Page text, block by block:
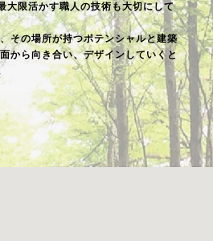
大限活かす職人の技術も大切にして
その場所が持つポテンシャルと建築
から向き合い、デザインしていくと